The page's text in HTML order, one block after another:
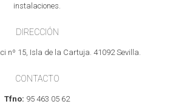
instalaciones.
DIRECCIÓN
nº 15, Isla de la Cartuja. 41092 Sevilla.
CONTACTO
Tfno: 95 463 05 62